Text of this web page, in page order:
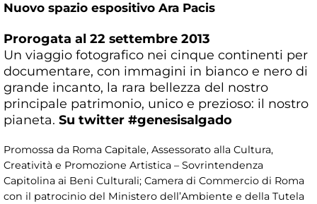
Nuovo spazio espositivo Ara Pacis
Prorogata al 22 settembre 2013
Un viaggio fotografico nei cinque continenti per
documentare, con immagini in bianco e nero di
grande incanto, la rara bellezza del nostro
principale patrimonio, unico e prezioso: il nostro
pianeta. Su twitter #genesisalgado
Promossa da Roma Capitale, Assessorato alla Cultura,
Creatività e Promozione Artistica – Sovrintendenza
Capitolina ai Beni Culturali; Camera di Commercio di Roma
con il patrocinio del Ministero dell’Ambiente e della Tutela